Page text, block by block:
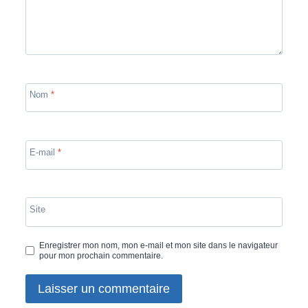
Nom*
E-mail*
Site
Enregistrer mon nom, mon e-mail et mon site dans le navigateur
pour mon prochain commentaire.